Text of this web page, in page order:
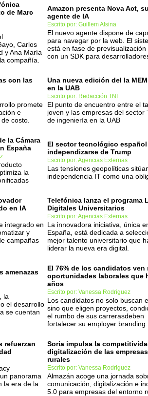
de Marc
Carlos
y Ana María
compañía.
Amazon presenta Nova Act, su
agente de IA
Escrito por: Guillem Alsina
El nuevo agente dispone de
para navegar por la web. El
está en fase de previsualización
con un SDK para
con las
promete
e
costo.
Una nueva edición del la
en la UAB
Escrito por: Redacción TNI
El punto de encuentro entre el
joven y las empresas del sector
de ingeniería en la UAB
la Cámara
España
la
El sector tecnológico
independizarse de Trump
Escrito por: Agencias Externas
Las tensiones geopolíticas
independencia IT como una
en IA
integrado en
y
campañas
Telefónica lanza el programa
Digitales Universitarios
Escrito por: Agencias Externas
La innovadora iniciativa, única
España, está dedicada a
mejor talento universitario que
liderar la nueva era digital.
amenazas
la
el desarrollo
se cuentan
El 76% de los candidatos ven
oportunidades laborales que
años
Escrito por: Vanessa Rodriguez
Los candidatos no solo buscan
sino que eligen proyectos,
el rumbo de sus carrerasdeben
fortalecer su employer branding
refuerzan
panorama
la era de la
Soria impulsa la
digitalización de las empresas
rurales
Escrito por: Vanessa Rodriguez
Almazán acoge una jornada
comunicación, digitalización e
5.0 para empresas del entorno